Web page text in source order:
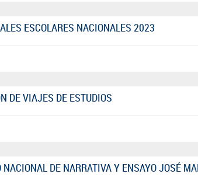
ESCOLARES NACIONALES 2023
DE VIAJES DE ESTUDIOS
DE NARRATIVA Y ENSAYO JOSÉ